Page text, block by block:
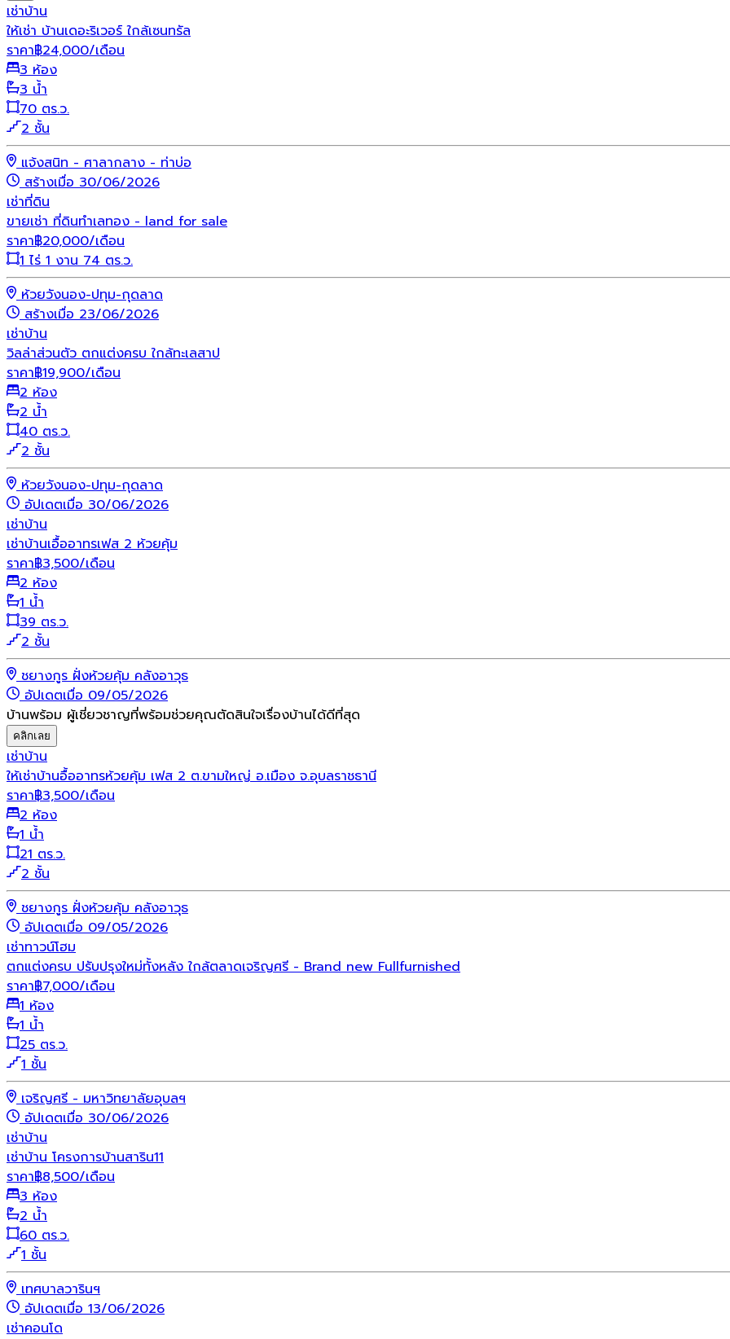
เช่าบ้าน
ให้เช่า บ้านเดอะริเวอร์ ใกล้เซนทรัล
ราคา฿24,000/เดือน
3 ห้อง
3 น้ำ
70 ตร.ว.
2 ชั้น
แจ้งสนิท - ศาลากลาง - ท่าบ่อ
สร้างเมื่อ 30/06/2026
เช่าที่ดิน
ขายเช่า ที่ดินทำเลทอง - land for sale
ราคา฿20,000/เดือน
1 ไร่ 1 งาน 74 ตร.ว.
ห้วยวังนอง-ปทุม-กุดลาด
สร้างเมื่อ 23/06/2026
เช่าบ้าน
วิลล่าส่วนตัว ตกแต่งครบ ใกล้ทะเลสาป
ราคา฿19,900/เดือน
2 ห้อง
2 น้ำ
40 ตร.ว.
2 ชั้น
ห้วยวังนอง-ปทุม-กุดลาด
อัปเดตเมื่อ 30/06/2026
เช่าบ้าน
เช่าบ้านเอื้ออาทรเฟส 2 ห้วยคุ้ม
ราคา฿3,500/เดือน
2 ห้อง
1 น้ำ
39 ตร.ว.
2 ชั้น
ชยางกูร ฝั่งห้วยคุ้ม คลังอาวุธ
อัปเดตเมื่อ 09/05/2026
บ้านพร้อม ผู้เชี่ยวชาญที่พร้อมช่วยคุณตัดสินใจเรื่องบ้านได้ดีที่สุด
คลิกเลย
เช่าบ้าน
ให้เช่าบ้านอื้ออาทรห้วยคุ้ม เฟส 2 ต.ขามใหญ่ อ.เมือง จ.อุบลราชธานี
ราคา฿3,500/เดือน
2 ห้อง
1 น้ำ
21 ตร.ว.
2 ชั้น
ชยางกูร ฝั่งห้วยคุ้ม คลังอาวุธ
อัปเดตเมื่อ 09/05/2026
เช่าทาวน์โฮม
ตกแต่งครบ ปรับปรุงใหม่ทั้งหลัง ใกล้ตลาดเจริญศรี - Brand new Fullfurnished
ราคา฿7,000/เดือน
1 ห้อง
1 น้ำ
25 ตร.ว.
1 ชั้น
เจริญศรี - มหาวิทยาลัยอุบลฯ
อัปเดตเมื่อ 30/06/2026
เช่าบ้าน
เช่าบ้าน โครงการบ้านสาริน11
ราคา฿8,500/เดือน
3 ห้อง
2 น้ำ
60 ตร.ว.
1 ชั้น
เทศบาลวารินฯ
อัปเดตเมื่อ 13/06/2026
เช่าคอนโด